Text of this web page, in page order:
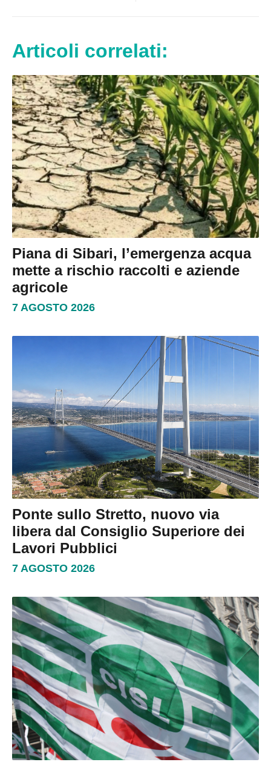
Articoli correlati:
Piana di Sibari, l’emergenza acqua
mette a rischio raccolti e aziende
agricole
7 AGOSTO 2026
Ponte sullo Stretto, nuovo via
libera dal Consiglio Superiore dei
Lavori Pubblici
7 AGOSTO 2026